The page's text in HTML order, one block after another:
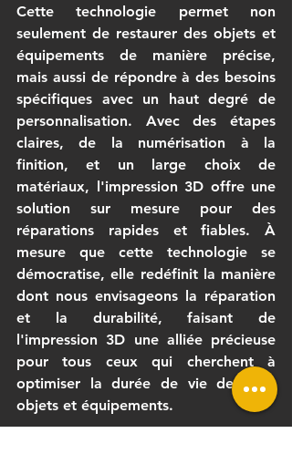
Cette technologie permet non
seulement de restaurer des objets et
équipements de manière précise,
mais aussi de répondre à des besoins
spécifiques avec un haut degré de
personnalisation. Avec des étapes
claires, de la numérisation à la
finition, et un large choix de
matériaux, l'impression 3D offre une
solution sur mesure pour des
réparations rapides et fiables. À
mesure que cette technologie se
démocratise, elle redéfinit la manière
dont nous envisageons la réparation
et la durabilité, faisant de
l'impression 3D une alliée précieuse
pour tous ceux qui cherchent à
optimiser la durée de vie de leurs
objets et équipements.